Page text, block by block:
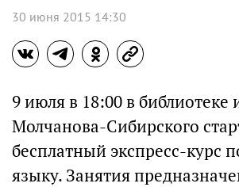
30 июня 2015 14:30
9 июля в 18:00 в библиотеке
Молчанова-Сибирского
бесплатный экспресс-курс
языку. Занятия